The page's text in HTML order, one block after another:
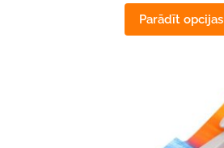
Parādīt opcijas